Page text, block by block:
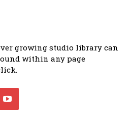
growing studio library can
within any page